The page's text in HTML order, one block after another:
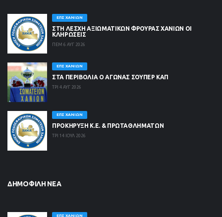
ΕΠΣ ΧΑΝΊΩΝ
ΣΤΗ ΛΈΣΧΗ ΑΞΙΩΜΑΤΙΚΏΝ ΦΡΟΥΡΆΣ ΧΑΝΊΩΝ ΟΙ
ΚΛΗΡΏΣΕΙΣ
ΠΕΜ 6 ΑΥΓ 2026
ΕΠΣ ΧΑΝΊΩΝ
ΣΤΑ ΠΕΡΙΒΟΛΙΑ Ο ΑΓΩΝΑΣ ΣΟΥΠΕΡ ΚΑΠ
ΤΡΙ 4 ΑΥΓ 2026
ΕΠΣ ΧΑΝΊΩΝ
ΠΡΟΚΗΡΥΞΗ Κ.Ε. & ΠΡΩΤΑΘΛΗΜΑΤΩΝ
ΤΡΙ 14 ΙΟΥΛ 2026
ΔΗΜΟΦΙΛΉ ΝΈΑ
ΕΠΣ ΧΑΝΊΩΝ